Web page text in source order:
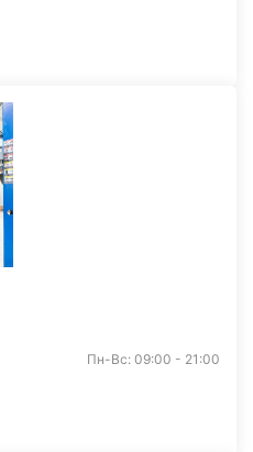
Пн-Вс: 09:00 - 21:00